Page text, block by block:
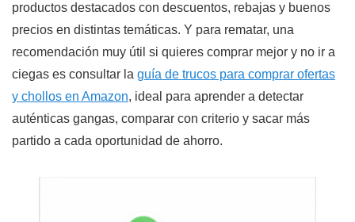
productos destacados con descuentos, rebajas y buenos
precios en distintas temáticas. Y para rematar, una
recomendación muy útil si quieres comprar mejor y no ir a
ciegas es consultar la guía de trucos para comprar ofertas
y chollos en Amazon, ideal para aprender a detectar
auténticas gangas, comparar con criterio y sacar más
partido a cada oportunidad de ahorro.